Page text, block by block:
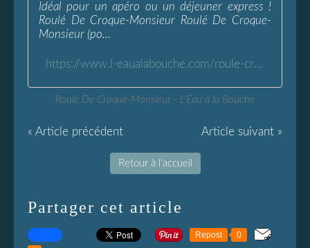
Idéal pour un apéro ou un déjeuner express !
Roulé De Croque-Monsieur Roulé De Croque-
Monsieur (po...
https://www.l-eaualabouche.com/roule-croque-monsieur.html
Roulé De Croque-Monsieur - L'Eau à la Bouche
« Article précédent Article suivant »
Retour à l'accueil
Partager cet article
Repost 0